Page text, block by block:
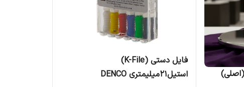
فایل دستی (K-File)
استیل21میلیمتری DENCO